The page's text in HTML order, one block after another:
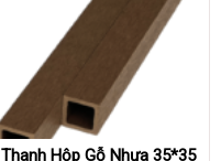
Thanh Hộp Gỗ Nhựa 35*35